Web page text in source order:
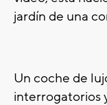
jardín de una
Un coche de
interrogatorios